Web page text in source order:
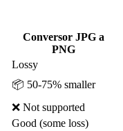
Conversor JPG a
PNG
Lossy
📦 50-75% smaller
❌ Not supported
Good (some loss)